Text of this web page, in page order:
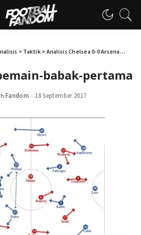
> Taktik> Analisis Chelsea 0-0 Arsenal >
babak-pertama
Fandom 18 September 2017